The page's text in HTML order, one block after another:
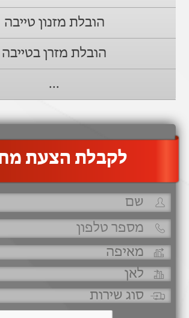
הובלת מזנון טייבה
הובלת מזרן בטייבה
...
‫לקבלת הצעת